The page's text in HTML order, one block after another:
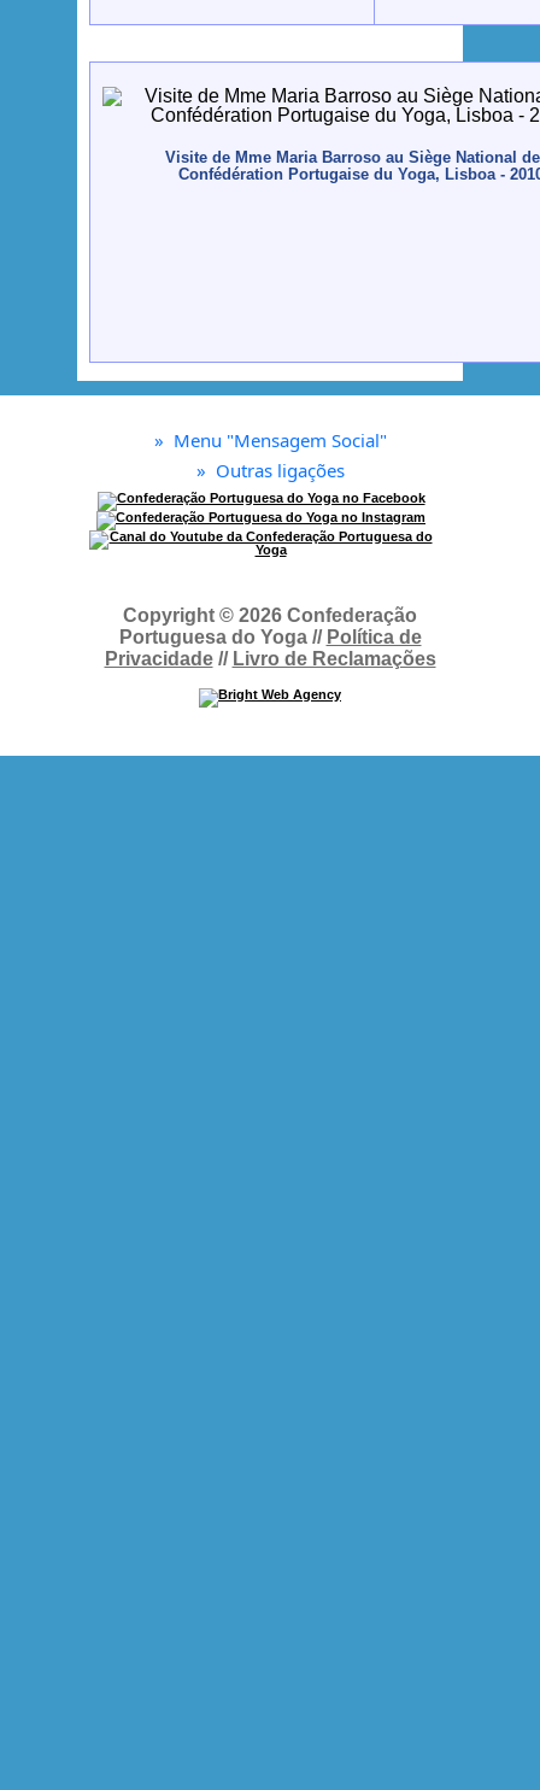
Visite de Mme Maria Barroso au Siège National
Confédération Portugaise du Yoga, Lisboa -
» Menu "Mensagem Social"
» Outras ligações
Copyright © 2026 Confederação
Portuguesa do Yoga // Política de
Privacidade// Livro de Reclamações